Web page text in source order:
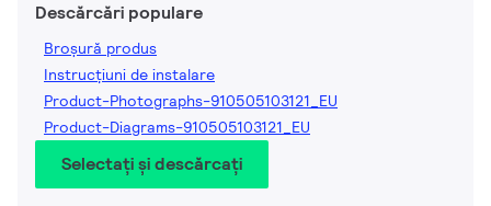
Descărcări populare
Broșură produs
Instrucțiuni de instalare
Product-Photographs-910505103121_EU
Product-Diagrams-910505103121_EU
Selectați și descărcați